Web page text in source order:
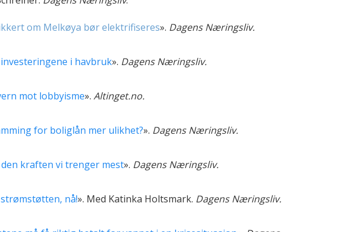
om Melkøya bør elektrifiseres». Dagens Næringsliv.
i havbruk». Dagens Næringsliv.
mot lobbyisme». Altinget.no.
for boliglån mer ulikhet?». Dagens Næringsliv.
kraften vi trenger mest». Dagens Næringsliv.
nå!». Med Katinka Holtsmark. Dagens Næringsliv.